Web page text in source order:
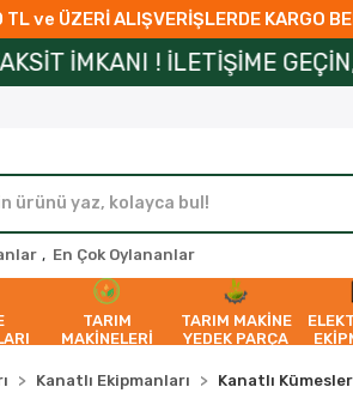
ve ÜZERİ ALIŞVERİŞLERDE KARGO
GEÇİN,BİLGİ ALIN!
, En Çok Oylananlar
TARIM
MAKİNELERİ
TARIM MAKİNE
YEDEK PARÇA
Kanatlı Ekipmanları Kanatlı